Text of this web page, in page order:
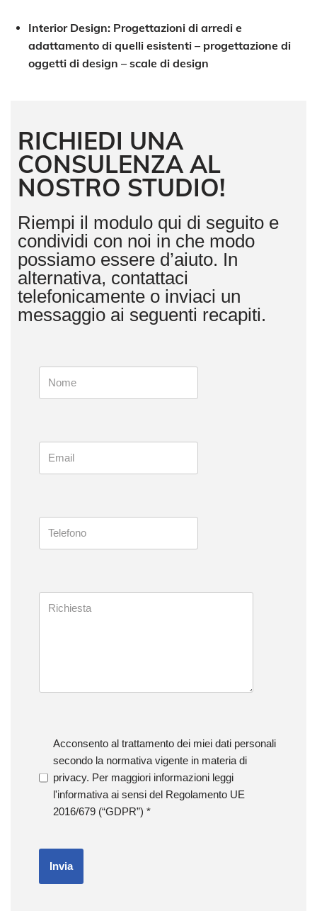
Interior Design: Progettazioni di arredi e
adattamento di quelli esistenti – progettazione di
oggetti di design – scale di design
RICHIEDI UNA
CONSULENZA AL
NOSTRO STUDIO!
Riempi il modulo qui di seguito e
condividi con noi in che modo
possiamo essere d’aiuto. In
alternativa, contattaci
telefonicamente o inviaci un
messaggio ai seguenti recapiti.
Acconsento al trattamento dei miei dati personali
secondo la normativa vigente in materia di
privacy. Per maggiori informazioni leggi
l'informativa ai sensi del Regolamento UE
2016/679 (“GDPR”) *
Invia